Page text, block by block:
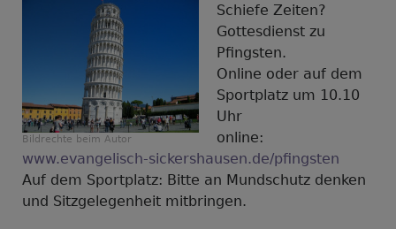
Bestattungen
am
Friedhof
Sickershausen
Bildrechte beim Autor
Schiefe Zeiten?
Gottesdienst zu
Pfingsten.
Online oder auf dem
Sportplatz um 10.10
Uhr
online:
www.evangelisch-sickershausen.de/pfingsten
Auf dem Sportplatz: Bitte an Mundschutz denken
und Sitzgelegenheit mitbringen.